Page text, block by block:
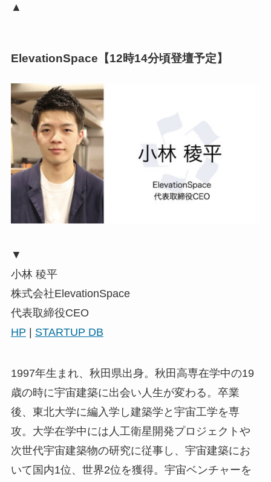
▲
ElevationSpace【12時14分頃登壇予定】
▼
小林 稜平
株式会社ElevationSpace
代表取締役CEO
HP | STARTUP DB
1997年生まれ、秋田県出身。秋田高専在学中の19
歳の時に宇宙建築に出会い人生が変わる。卒業
後、東北大学に編入学し建築学と宇宙工学を専
攻。大学在学中には人工衛星開発プロジェクトや
次世代宇宙建築物の研究に従事し、宇宙建築にお
いて国内1位、世界2位を獲得。宇宙ベンチャーを